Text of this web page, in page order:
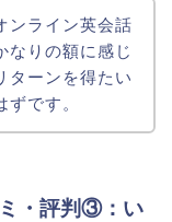
ンライン英会話
なりの額に感じ
ターンを得たい
です。
・評判③：い